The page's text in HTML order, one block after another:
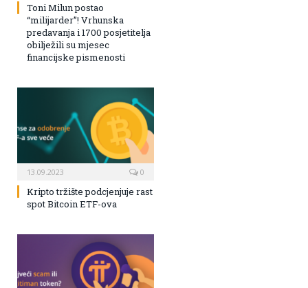
Toni Milun postao
“milijarder”! Vrhunska
predavanja i 1700 posjetitelja
obilježili su mjesec
financijske pismenosti
13.09.2023 0
Kripto tržište podcjenjuje rast
spot Bitcoin ETF-ova